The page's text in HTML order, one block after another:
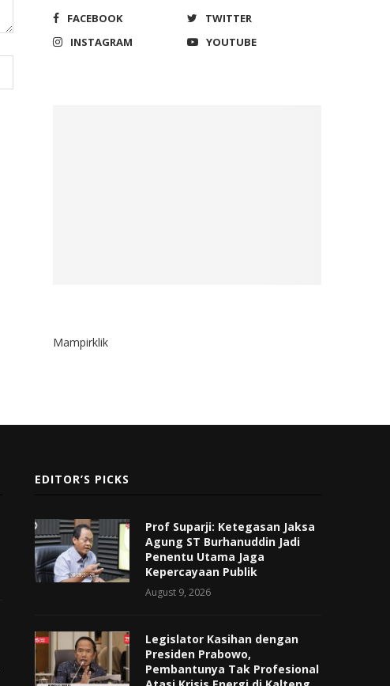
FACEBOOK
TWITTER
INSTAGRAM
YOUTUBE
Mampirklik
EDITOR’S PICKS
Prof Suparji: Ketegasan Jaksa
Agung ST Burhanuddin Jadi
Penentu Utama Jaga
Kepercayaan Publik
August 9, 2026
Legislator Kasihan dengan
Presiden Prabowo,
Pembantunya Tak Profesional